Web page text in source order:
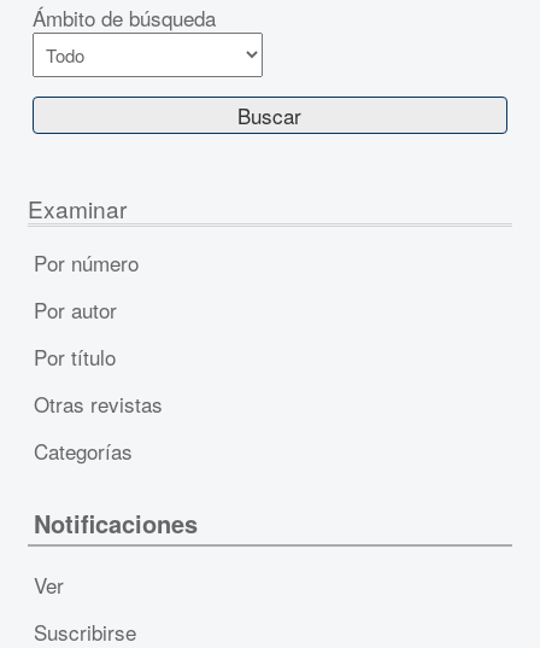
Ámbito de búsqueda
Examinar
Por número
Por autor
Por título
Otras revistas
Categorías
Notificaciones
Ver
Suscribirse